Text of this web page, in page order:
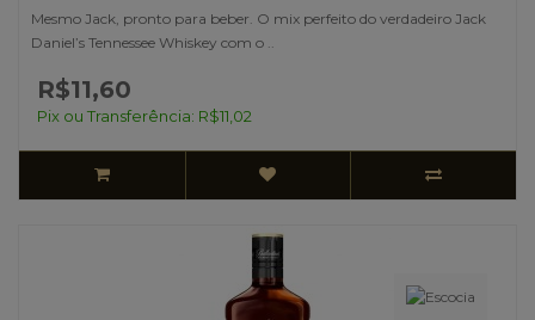
Mesmo Jack, pronto para beber. O mix perfeito do verdadeiro Jack
Daniel’s Tennessee Whiskey com o ..
R$11,60
Pix ou Transferência: R$11,02